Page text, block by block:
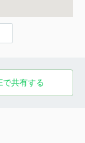
で共有する